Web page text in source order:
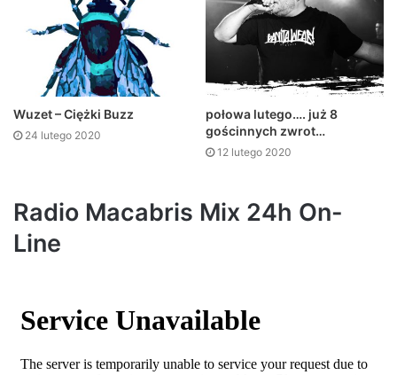
Wuzet – Ciężki Buzz
24 lutego 2020
połowa lutego…. już 8
gościnnych zwrot…
12 lutego 2020
Radio Macabris Mix 24h On-
Line